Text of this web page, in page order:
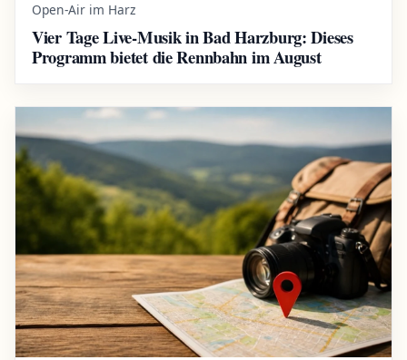
Open-Air im Harz
Vier Tage Live-Musik in Bad Harzburg: Dieses
Programm bietet die Rennbahn im August